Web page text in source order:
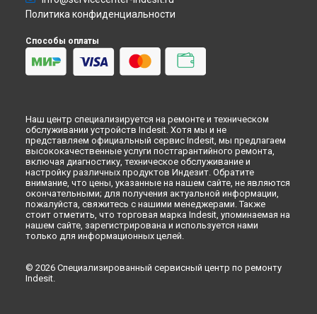
Ремонт варочной панели THP 642 IX/I EE Indesit в
Ремонт варочной панели THP 642 IX/I EE Indesit в
Ремонт варочной панели THP 642 IX/I EE Indesit в
Ремонт варочной панели THP 642 IX/I EE Indesit в
Политика конфиденциальности
Способы оплаты
Наш центр специализируется на ремонте и техническом
обслуживании устройств Indesit. Хотя мы и не
представляем официальный сервис Indesit, мы предлагаем
высококачественные услуги постгарантийного ремонта,
включая диагностику, техническое обслуживание и
настройку различных продуктов Индезит. Обратите
внимание, что цены, указанные на нашем сайте, не являются
окончательными; для получения актуальной информации,
пожалуйста, свяжитесь с нашими менеджерами. Также
стоит отметить, что торговая марка Indesit, упоминаемая на
нашем сайте, зарегистрирована и используется нами
только для информационных целей.
© 2026 Специализированный сервисный центр по ремонту
Indesit.